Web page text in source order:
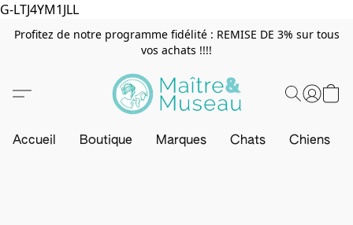
G-LTJ4YM1JLL
Profitez de notre programme fidélité : REMISE DE 3% sur tous
vos achats !!!!
Accueil Boutique Marques Chats Chiens